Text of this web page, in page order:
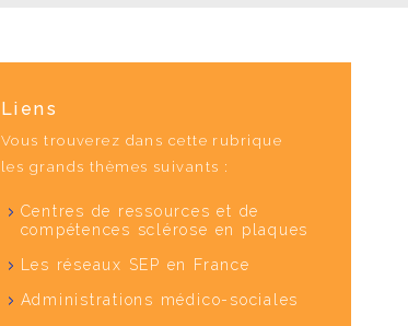
Liens
Vous trouverez dans cette rubrique
les grands thèmes suivants :
Centres de ressources et de
compétences sclérose en plaques
Les réseaux SEP en France
Administrations médico-sociales